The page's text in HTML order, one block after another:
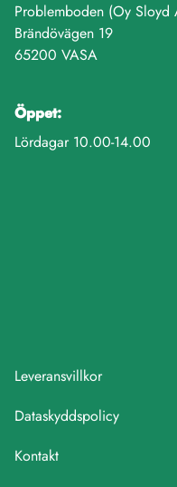
Problemboden (Oy Sloyd
Brändövägen 19
65200 VASA
Öppet:
Lördagar 10.00-14.00
Leveransvillkor
Dataskyddspolicy
Kontakt